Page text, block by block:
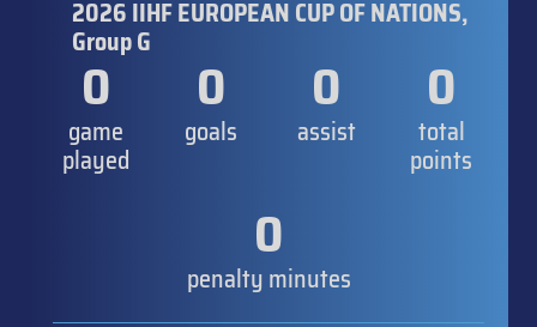
2026 IIHF EUROPEAN CUP OF NATIONS,
Group G
0
game
played
0
goals
0
assist
0
total
points
0
penalty minutes